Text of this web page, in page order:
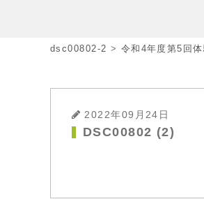
dsc00802-2 > 令和4年度第5回
2022年09月24日
DSC00802 (2)